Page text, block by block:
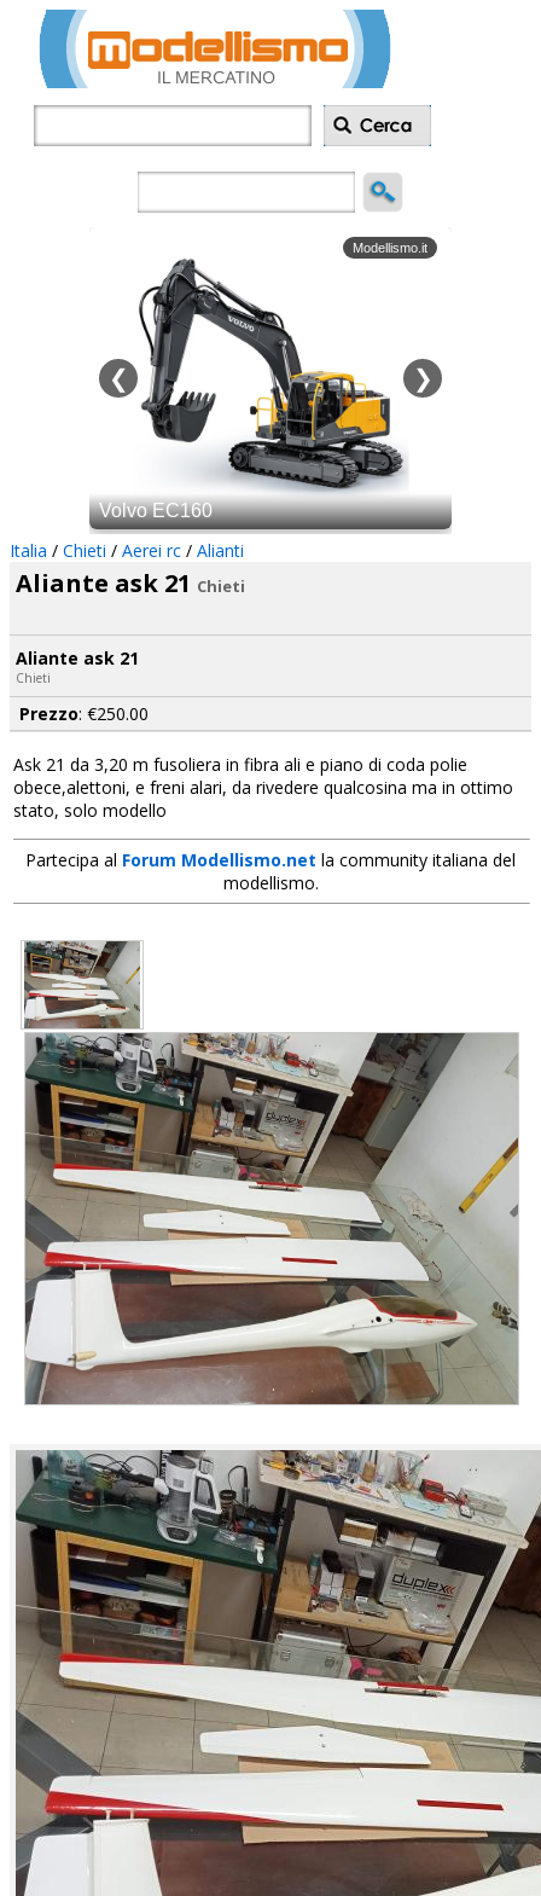
Italia / Chieti / Aerei rc / Alianti
Aliante ask 21 Chieti
Aliante ask 21
Chieti
Prezzo: €250.00
Ask 21 da 3,20 m fusoliera in fibra ali e piano di coda polie
obece,alettoni, e freni alari, da rivedere qualcosina ma in ottimo
stato, solo modello
Partecipa al Forum Modellismo.net la community italiana del
modellismo.